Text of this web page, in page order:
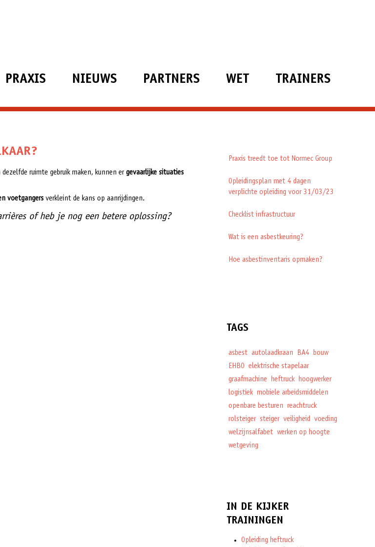
PRAXIS NIEUWS PARTNERS WET TRAINERS
ruimte gebruik maken, kunnen ergevaarlijke situaties
voetgangersverkleint de kans op aanrijdingen.
of heb je nog een betere oplossing?
Praxis treedt toe tot Normec Group
Opleidingsplan met 4 dagen
verplichte opleiding voor 31/03/23
Checklist infrastructuur
Wat is een asbestkeuring?
Hoe asbestinventaris opmaken?
TAGS
asbest autolaadkraan BA4 bouw
EHBO elektrische stapelaar
graafmachine heftruck hoogwerker
logistiek mobiele arbeidsmiddelen
openbare besturen reachtruck
rolsteiger steiger veiligheid voeding
welzijnsalfabet werken op hoogte
wetgeving
IN DE KIJKER
TRAININGEN
Opleiding heftruck